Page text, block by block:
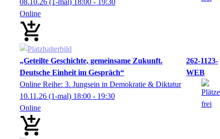
08.10.26 (1-mal) 18:00 - 19:30
Online
„Geteilte Geschichte, gemeinsame Zukunft.
Deutsche Einheit im Gespräch“
262-1123-
WEB
Online Reihe: 3. Jungsein in Demokratie & Diktatur
10.11.26 (1-mal) 18:00 - 19:30
Online